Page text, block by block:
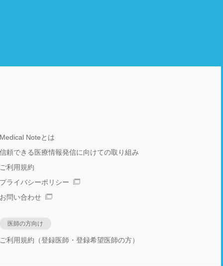
Medical Noteとは
信頼できる医療情報発信に向けての取り組み
ご利用規約
プライバシーポリシー
お問い合わせ
医師の方向け
ご利用規約（登録医師・登録希望医師の方）